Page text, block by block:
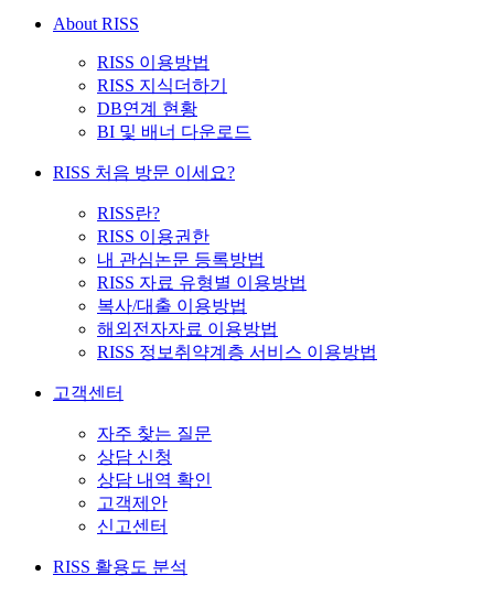
About RISS
RISS 이용방법
RISS 지식더하기
DB연계 현황
BI 및 배너 다운로드
RISS 처음 방문 이세요?
RISS란?
RISS 이용권한
내 관심논문 등록방법
RISS 자료 유형별 이용방법
복사/대출 이용방법
해외전자자료 이용방법
RISS 정보취약계층 서비스 이용방법
고객센터
자주 찾는 질문
상담 신청
상담 내역 확인
고객제안
신고센터
RISS 활용도 분석